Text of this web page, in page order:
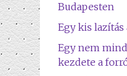
Budapesten
Egy kis lazítás
Egy nem
kezdete a